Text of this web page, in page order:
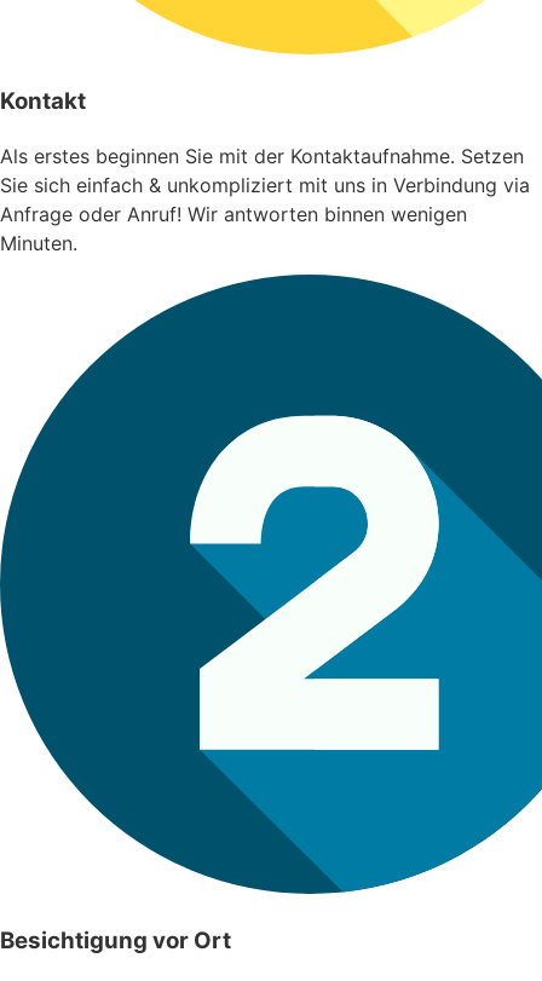
Kontakt
Als erstes beginnen Sie mit der Kontaktaufnahme. Setzen
Sie sich einfach & unkompliziert mit uns in Verbindung via
Anfrage oder Anruf! Wir antworten binnen wenigen
Minuten.
Besichtigung vor Ort